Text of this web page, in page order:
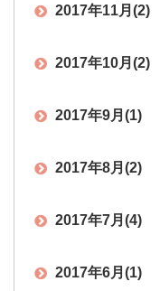
2017年11月 (2)
2017年10月 (2)
2017年9月 (1)
2017年8月 (2)
2017年7月 (4)
2017年6月 (1)